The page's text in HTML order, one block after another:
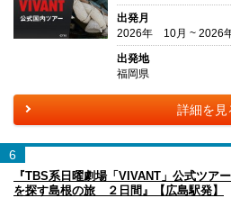
出発月
2026年 10月 ~ 2026
出発地
福岡県
詳細を見
6
『TBS系日曜劇場「VIVANT」公式ツ
を探す島根の旅 ２日間』【広島駅発】